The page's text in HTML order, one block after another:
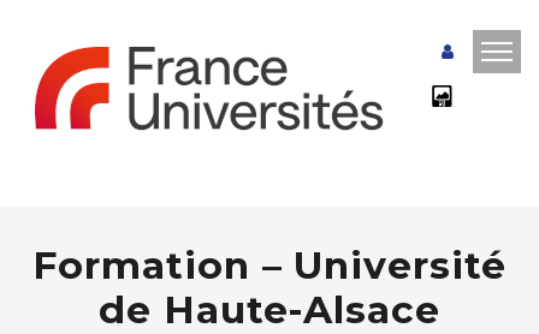
Formation – Université
de Haute-Alsace